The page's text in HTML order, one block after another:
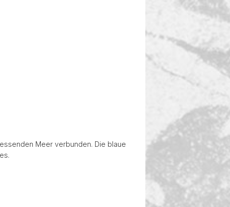
Meer verbunden. Die blaue